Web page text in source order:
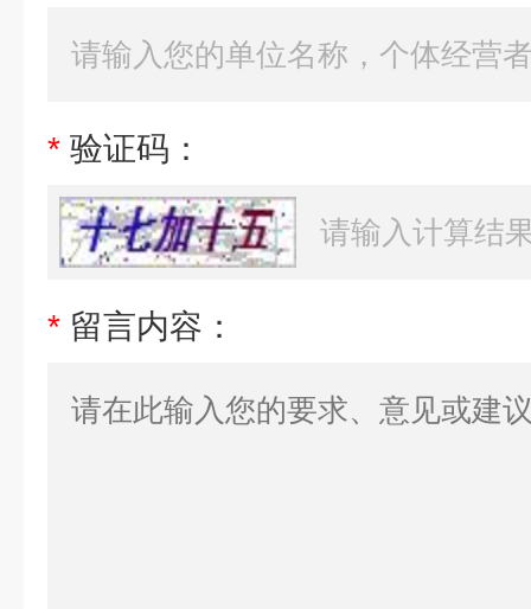
* 验证码：
* 留言内容：